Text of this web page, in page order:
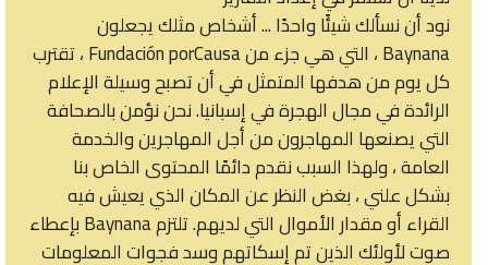
نود أن نسألك شيئًا واحدًا ... أشخاص مثلك يجعلون
Baynana ، التي هي جزء من Fundación porCausa ، تقترب
كل يوم من هدفها المتمثل في أن تصبح وسيلة الإعلام
الرائدة في مجال الهجرة في إسبانيا. نحن نؤمن بالصحافة
التي يصنعها المهاجرون من أجل المهاجرين والخدمة
العامة ، ولهذا السبب نقدم دائمًا المحتوى الخاص بنا
بشكل علني ، بغض النظر عن المكان الذي يعيش فيه
القراء أو مقدار الأموال التي لديهم. تلتزم Baynana بإعطاء
صوت لأولئك الذين تم إسكاتهم وسد فجوات المعلومات